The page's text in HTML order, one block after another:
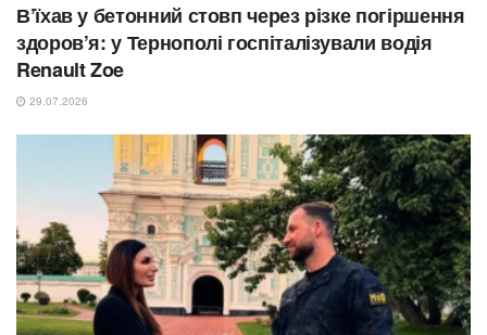
В’їхав у бетонний стовп через різке погіршення
здоров’я: у Тернополі госпіталізували водія
Renault Zoe
29.07.2026